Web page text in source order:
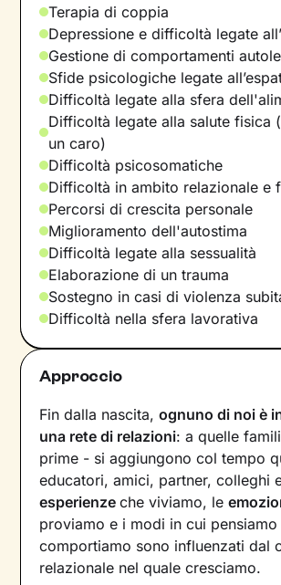
Terapia di coppia
Depressione e difficoltà legate
Gestione di comportamenti
Sfide psicologiche legate
Difficoltà legate alla sfera
Difficoltà legate alla salute fisica
un caro)
Difficoltà psicosomatiche
Difficoltà in ambito relazionale e
Percorsi di crescita personale
Miglioramento dell'autostima
Difficoltà legate alla sessualità
Elaborazione di un trauma
Sostegno in casi di violenza
Difficoltà nella sfera lavorativa
Approccio
Fin dalla nascita,ognuno di noi è
una rete di relazioni: a quelle
prime - si aggiungono col tempo
educatori, amici, partner, colleghi
esperienzeche viviamo, le
proviamo e i modi in cui
comportiamo sono influenzati dal
relazionale nel quale cresciamo.